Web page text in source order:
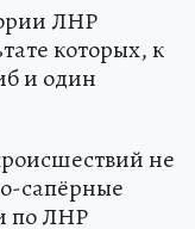
ЛНР
которых, к
и один
не
сапёрные
по ЛНР